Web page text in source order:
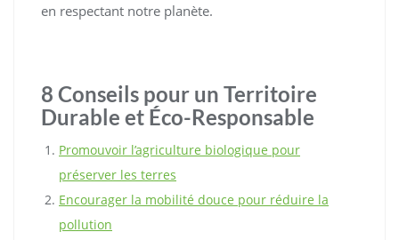
en respectant notre planète.
8 Conseils pour un Territoire
Durable et Éco-Responsable
Promouvoir l’agriculture biologique pour
préserver les terres
Encourager la mobilité douce pour réduire la
pollution